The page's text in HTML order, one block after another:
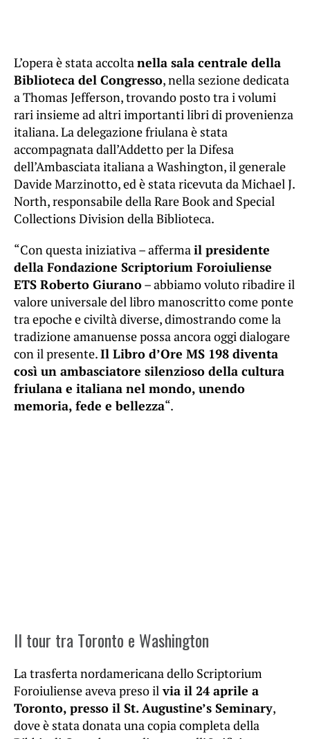
L’opera è stata accoltanella sala centrale della
Biblioteca del Congresso, nella sezione dedicata
a Thomas Jefferson, trovando posto tra i volumi
rari insieme ad altri importanti libri di provenienza
italiana. La delegazione friulana è stata
accompagnata dall’Addetto per la Difesa
dell’Ambasciata italiana a Washington, il generale
Davide Marzinotto, ed è stata ricevuta da Michael J.
North, responsabile della Rare Book and Special
Collections Division della Biblioteca.
“Con questa iniziativa – affermail presidente
della Fondazione Scriptorium Foroiuliense
ETS Roberto Giurano– abbiamo voluto ribadire il
valore universale del libro manoscritto come ponte
tra epoche e civiltà diverse, dimostrando come la
tradizione amanuense possa ancora oggi dialogare
con il presente.Il Libro d’Ore MS 198 diventa
così un ambasciatore silenzioso della cultura
friulana e italiana nel mondo, unendo
memoria, fede e bellezza“.
Il tour tra Toronto e Washington
La trasferta nordamericana dello Scriptorium
Foroiuliense aveva preso ilvia il 24 aprile a
Toronto, presso il St. Augustine’s Seminary,
dove è stata donata una copia completa della